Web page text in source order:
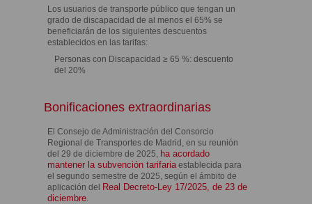
Los usuarios de transporte público que tengan un
grado de discapacidad de al menos el 65% se
beneficiarán de los siguientes descuentos
establecidos en las tarifas:
Personas con Discapacidad ≥ 65 %: descuento
del 20%
Bonificaciones extraordinarias
El Consejo de Administración del Consorcio
Regional de Transportes de Madrid, en su reunión
del 29 de diciembre de 2025, ha acordado
mantener la subvención tarifaria establecida para
el segundo semestre de 2025, según el ámbito de
aplicación del Real Decreto-Ley 17/2025, de 23 de
diciembre